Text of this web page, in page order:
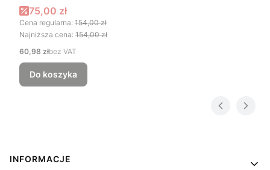
Cena promocyjna
75,00 zł
Cena regularna: 154,00 zł
Najniższa cena: 154,00 zł
Cena
60,98 złbez VAT
Do koszyka
Linki w stopce
INFORMACJE